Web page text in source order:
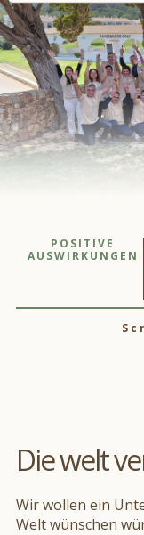
POSITIVE
AUSWIRKUNGEN
Die welt
Wir wollen ein
Welt wünschen